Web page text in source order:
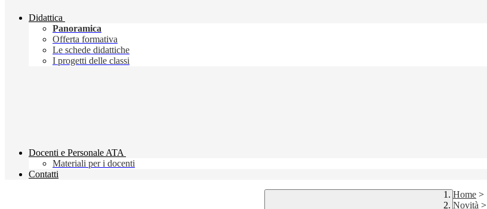
Didattica
Panoramica
Offerta formativa
Le schede didattiche
I progetti delle classi
Docenti e Personale ATA
Materiali per i docenti
Contatti
Home >
Novità >